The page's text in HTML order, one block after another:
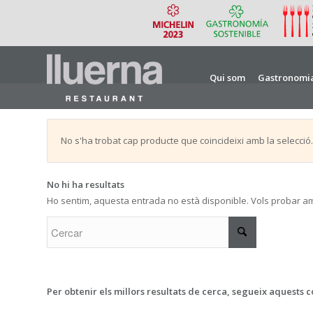
Qui som
No s'ha trobat cap producte que coincideixi amb la selecció.
No hi ha resultats
Ho sentim, aquesta entrada no està disponible. Vols probar
Per obtenir els millors resultats de cerca, segueix aquests